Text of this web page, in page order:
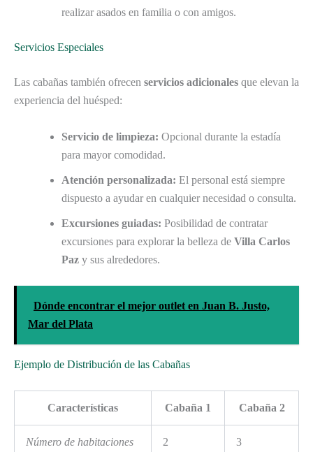
realizar asados en familia o con amigos.
Servicios Especiales
Las cabañas también ofrecen servicios adicionales que elevan la
experiencia del huésped:
Servicio de limpieza: Opcional durante la estadía
para mayor comodidad.
Atención personalizada: El personal está siempre
dispuesto a ayudar en cualquier necesidad o consulta.
Excursiones guiadas: Posibilidad de contratar
excursiones para explorar la belleza de Villa Carlos
Paz y sus alrededores.
Dónde encontrar el mejor outlet en Juan B. Justo,
Mar del Plata
Ejemplo de Distribución de las Cabañas
Características Cabaña 1 Cabaña 2
Número de habitaciones 2 3